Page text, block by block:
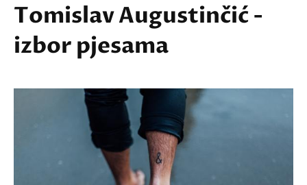
Tomislav Augustinčić -
izbor pjesama